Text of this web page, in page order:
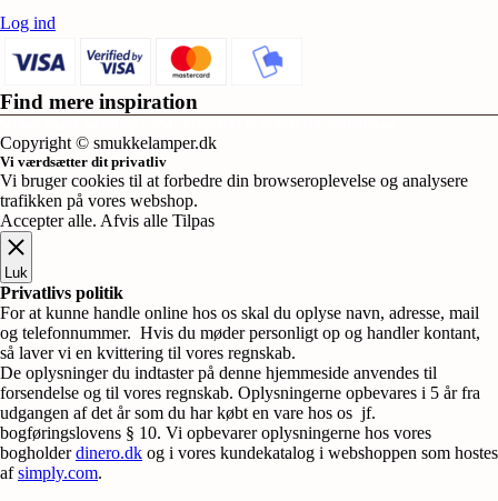
Log ind
Find mere inspiration
Copyright © smukkelamper.dk
Vi værdsætter dit privatliv
Vi bruger cookies til at forbedre din browseroplevelse og analysere
trafikken på vores webshop.
Accepter alle. Afvis alle Tilpas
Luk
Privatlivs politik
For at kunne handle online hos os skal du oplyse navn, adresse, mail
og telefonnummer. Hvis du møder personligt op og handler kontant,
så laver vi en kvittering til vores regnskab.
De oplysninger du indtaster på denne hjemmeside anvendes til
forsendelse og til vores regnskab. Oplysningerne opbevares i 5 år fra
udgangen af det år som du har købt en vare hos os jf.
bogføringslovens § 10. Vi opbevarer oplysningerne hos vores
bogholderdinero.dk og i vores kundekatalog i webshoppen som hostes
afsimply.com.